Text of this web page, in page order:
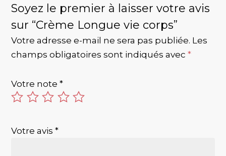
Soyez le premier à laisser votre avis
sur “Crème Longue vie corps”
Votre adresse e-mail ne sera pas publiée. Les
champs obligatoires sont indiqués avec*
Votre note*
Votre avis*